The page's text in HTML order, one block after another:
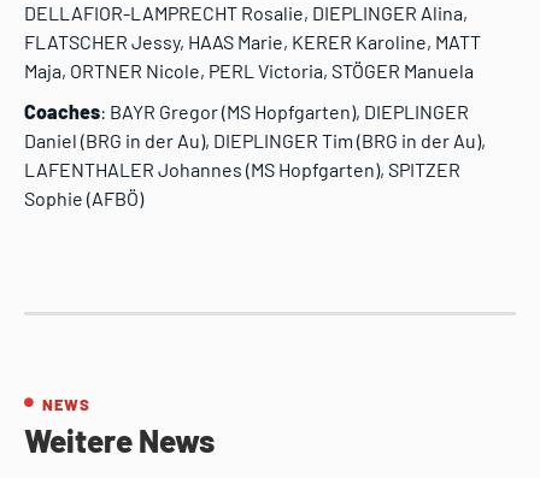
DELLAFIOR-LAMPRECHT Rosalie, DIEPLINGER Alina,
FLATSCHER Jessy, HAAS Marie, KERER Karoline, MATT
Maja, ORTNER Nicole, PERL Victoria, STÖGER Manuela
Coaches: BAYR Gregor (MS Hopfgarten), DIEPLINGER
Daniel (BRG in der Au), DIEPLINGER Tim (BRG in der Au),
LAFENTHALER Johannes (MS Hopfgarten), SPITZER
Sophie (AFBÖ)
NEWS
Weitere News